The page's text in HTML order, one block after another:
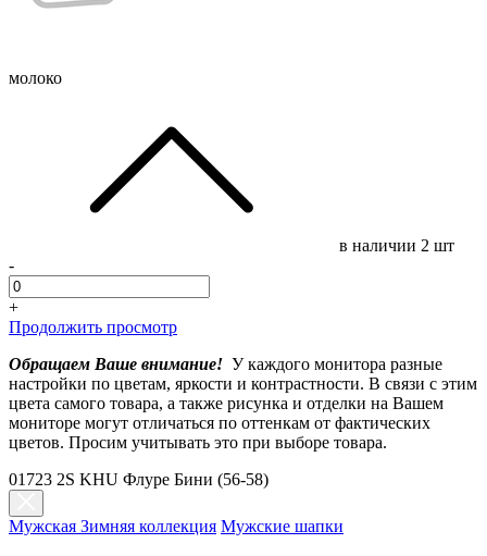
молоко
в наличии 2 шт
-
+
Продолжить просмотр
Обращаем Ваше внимание! У каждого монитора разные
настройки по цветам, яркости и контрастности. В связи с этим
цвета самого товара, а также рисунка и отделки на Вашем
мониторе могут отличаться по оттенкам от фактических
цветов. Просим учитывать это при выборе товара.
01723 2S KHU Флуре Бини (56-58)
Мужская Зимняя коллекция Мужские шапки